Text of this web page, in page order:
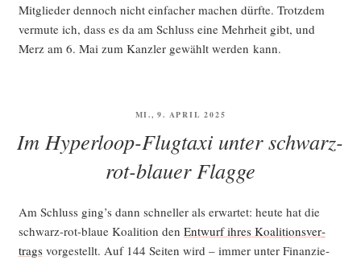
Mit­glie­der den­noch nicht ein­fa­cher machen dürf­te. Trotz­dem
ver­mu­te ich, dass es da am Schluss eine Mehr­heit gibt, und
Merz am 6. Mai zum Kanz­ler gewählt wer­den kann.
VERÖFFENTLICHT
MI., 9. APRIL 2025
Im Hyperloop-Flugtaxi unter schwarz-
rot-blauer Flagge
Am Schluss ging’s dann schnel­ler als erwar­tet: heu­te hat die
schwarz-rot-blaue Koali­ti­on den Ent­wurf ihres Koali­ti­ons­ver­
tragsvor­ge­stellt. Auf 144 Sei­ten wird – immer unter Finan­zie­